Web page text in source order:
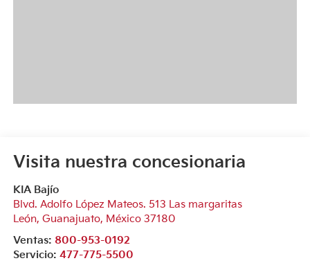
Visita nuestra concesionaria
KIA Bajío
Blvd. Adolfo López Mateos. 513 Las margaritas
León, Guanajuato, México 37180
Ventas: 800-953-0192
Servicio: 477-775-5500